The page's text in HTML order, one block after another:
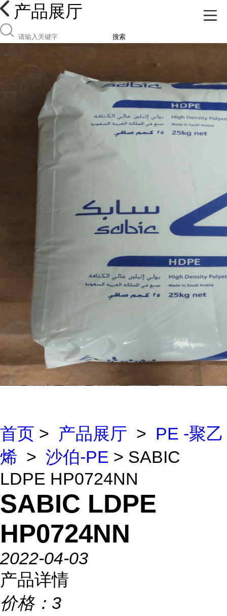
产品展厅
搜索
首页 > 产品展厅 > PE -聚乙
烯 > 沙伯-PE > SABIC
LDPE HP0724NN
SABIC LDPE
HP0724NN
2022-04-03
产品详情
价格： 3